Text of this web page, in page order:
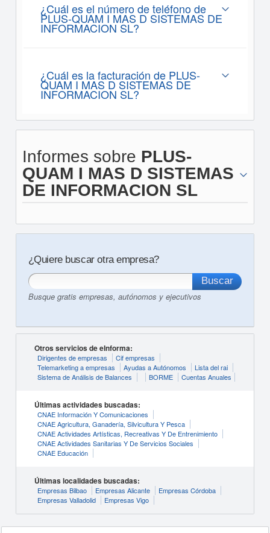
¿Cuál es el número de teléfono de
PLUS-QUAM I MAS D SISTEMAS DE
INFORMACION SL?
¿Cuál es la facturación de PLUS-
QUAM I MAS D SISTEMAS DE
INFORMACION SL?
Informes sobre PLUS-
QUAM I MAS D SISTEMAS
DE INFORMACION SL
¿Quiere buscar otra empresa?
Busque gratis empresas, autónomos y ejecutivos
Otros servicios de eInforma:
Dirigentes de empresas
Cif empresas
Telemarketing a empresas
Ayudas a Autónomos
Lista del rai
Sistema de Análisis de Balances
BORME Cuentas Anuales
Últimas actividades buscadas:
CNAE Información Y Comunicaciones
CNAE Agricultura, Ganadería, Silvicultura Y Pesca
CNAE Actividades Artísticas, Recreativas Y De Entrenimiento
CNAE Actividades Sanitarias Y De Servicios Sociales
CNAE Educación
Últimas localidades buscadas:
Empresas Bilbao Empresas Alicante
Empresas Córdoba
Empresas Valladolid
Empresas Vigo